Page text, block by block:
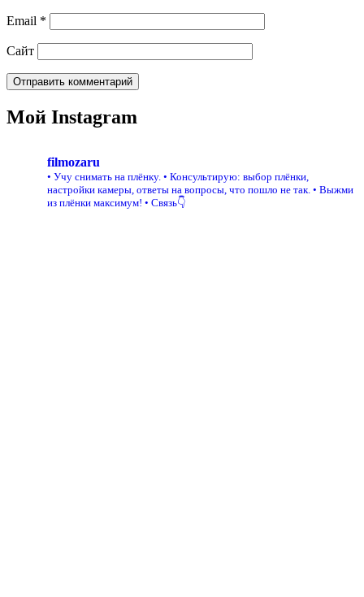
Email *
Сайт
Мой Instagram
filmozaru
• Учу снимать на плёнку. • Консультирую: выбор плёнки,
настройки камеры, ответы на вопросы, что пошло не так. • Выжми
из плёнки максимум! • Связь👇